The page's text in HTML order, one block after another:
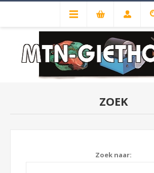
ZOEK
Zoek naar: